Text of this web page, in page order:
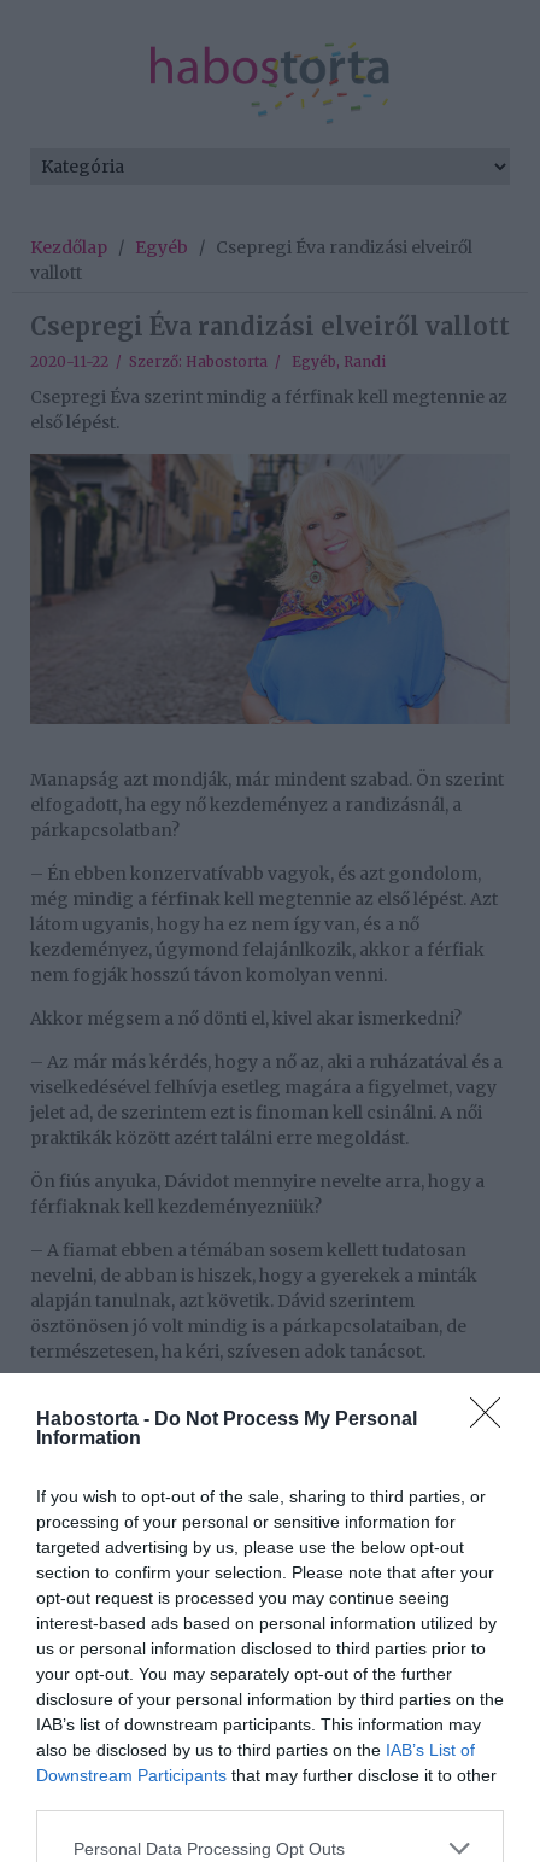
Habostorta - Do Not Process My Personal
Information
If you wish to opt-out of the sale, sharing to third parties, or
processing of your personal or sensitive information for
targeted advertising by us, please use the below opt-out
section to confirm your selection. Please note that after your
opt-out request is processed you may continue seeing
interest-based ads based on personal information utilized by
us or personal information disclosed to third parties prior to
your opt-out. You may separately opt-out of the further
disclosure of your personal information by third parties on the
IAB’s list of downstream participants. This information may
also be disclosed by us to third parties on the IAB’s List of
Downstream Participants that may further disclose it to other
Please note that this website/app uses one or more Google
Personal Data Processing Opt Outs
Kezdőlap / Egyéb / Csepregi Éva randizási elveiről
vallott
Csepregi Éva randizási elveiről vallott
2020-11-22 / Szerző: Habostorta / Egyéb, Randi
Csepregi Éva szerint mindig a férfinak kell megtennie az
első lépést.
Manapság azt mondják, már mindent szabad. Ön szerint
elfogadott, ha egy nő kezdeményez a randizásnál, a
párkapcsolatban?
– Én ebben konzervatívabb vagyok, és azt gondolom,
még mindig a férfinak kell megtennie az első lépést. Azt
látom ugyanis, hogy ha ez nem így van, és a nő
kezdeményez, úgymond felajánlkozik, akkor a férfiak
nem fogják hosszú távon komolyan venni.
Akkor mégsem a nő dönti el, kivel akar ismerkedni?
– Az már más kérdés, hogy a nő az, aki a ruházatával és a
viselkedésével felhívja esetleg magára a figyelmet, vagy
jelet ad, de szerintem ezt is finoman kell csinálni. A női
praktikák között azért találni erre megoldást.
Ön fiús anyuka, Dávidot mennyire nevelte arra, hogy a
férfiaknak kell kezdeményezniük?
– A fiamat ebben a témában sosem kellett tudatosan
nevelni, de abban is hiszek, hogy a gyerekek a minták
alapján tanulnak, azt követik. Dávid szerintem
ösztönösen jó volt mindig is a párkapcsolataiban, de
természetesen, ha kéri, szívesen adok tanácsot.
Mi van akkor, ha egy férfi nem lép akkor sem, ha kapja a
jeleket?
– Persze, előfordulhat ilyesmi is. Megfigyeltem, ha egy
pasi nagyon visszahúzódó, netán sokáig agglegény
viszonya. Az – sajnos – nagyon tudja befolyásolni, hogy